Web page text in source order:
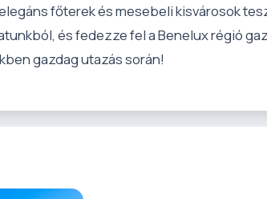
főterek és mesebeli kisvárosok
és fedezze fel a Benelux régió
gazdag utazás során!